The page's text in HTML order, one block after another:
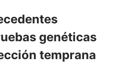
genéticas
temprana